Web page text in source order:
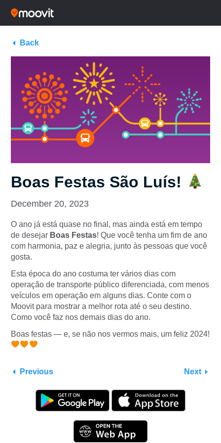
Back
Boas Festas São Luís!
December 20, 2023
O ano já está quase no final, mas ainda está em tempo
de desejar Boas Festas! Que você tenha um fim de ano
com harmonia, paz e alegria, junto às pessoas que você
gosta.
Esta época do ano costuma ter vários dias com
operação de transporte público diferenciada, com menos
veículos em operação em alguns dias. Conte com o
Moovit para mostrar a melhor rota até o seu destino.
Como você faz nos demais dias do ano.
Boas festas — e, se não nos vermos mais, um feliz 2024!
Previous Next